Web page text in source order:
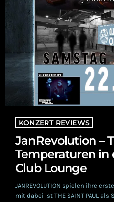
KONZERT REVIEWS
JanRevolution –
Temperaturen in
Club Lounge
JANREVOLUTION spielen ihre
mit dabei ist THE SAINT PAUL